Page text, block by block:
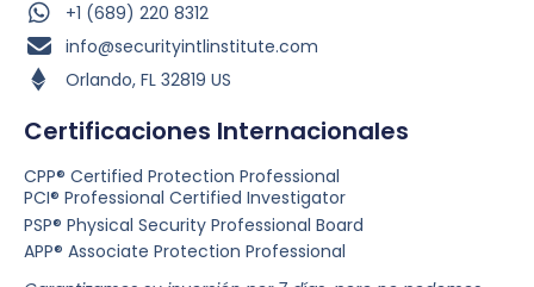
+1 (689) 220 8312
info@securityintlinstitute.com
Orlando, FL 32819 US
Certificaciones Internacionales
CPP® Certified Protection Professional
PCI® Professional Certified Investigator
PSP® Physical Security Professional Board
APP® Associate Protection Professional